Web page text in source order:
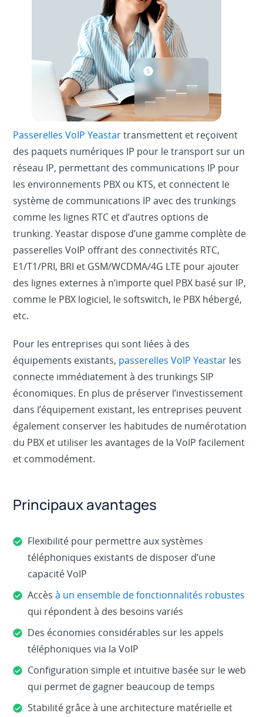
Passerelles VoIP Yeastartransmettent et reçoivent
des paquets numériques IP pour le transport sur un
réseau IP, permettant des communications IP pour
les environnements PBX ou KTS, et connectent le
système de communications IP avec des trunkings
comme les lignes RTC et d’autres options de
trunking. Yeastar dispose d’une gamme complète de
passerelles VoIP offrant des connectivités RTC,
E1/T1/PRI, BRI et GSM/WCDMA/4G LTE pour ajouter
des lignes externes à n’importe quel PBX basé sur IP,
comme le PBX logiciel, le softswitch, le PBX hébergé,
etc.
Pour les entreprises qui sont liées à des
équipements existants, passerelles VoIP Yeastar les
connecte immédiatement à des trunkings SIP
économiques. En plus de préserver l’investissement
dans l’équipement existant, les entreprises peuvent
également conserver les habitudes de numérotation
du PBX et utiliser les avantages de la VoIP facilement
et commodément.
Principaux avantages
Flexibilité pour permettre aux systèmes
téléphoniques existants de disposer d’une
capacité VoIP
Accèsà un ensemble de fonctionnalités robustes
qui répondent à des besoins variés
Des économies considérables sur les appels
téléphoniques via la VoIP
Configuration simple et intuitive basée sur le web
qui permet de gagner beaucoup de temps
Stabilité grâce à une architecture matérielle et